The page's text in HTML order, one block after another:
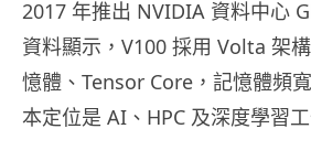
2017 年推出 NVIDIA 資料中心
資料顯示，V100 採用 Volta 架
憶體、Tensor Core，記憶體頻
本定位是 AI、HPC 及深度學習